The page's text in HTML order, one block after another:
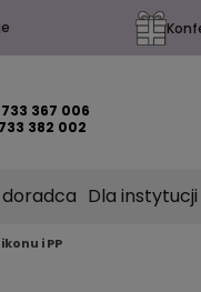
367 006
382 002
Dla instytucji
i PP